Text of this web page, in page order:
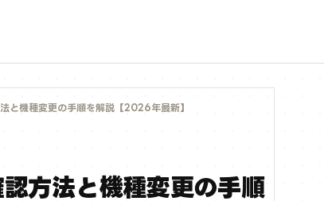
と機種変更の手順を解説【2026年最新】
方法と機種変更の手順